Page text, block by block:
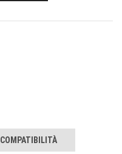
COMPATIBILITÀ